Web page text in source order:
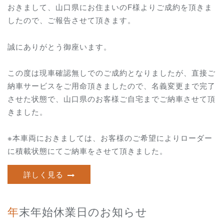
おきまして、山口県にお住まいのF様よりご成約を頂きま
したので、ご報告させて頂きます。
誠にありがとう御座います。
この度は現車確認無しでのご成約となりましたが、直接ご
納車サービスをご用命頂きましたので、名義変更まで完了
させた状態で、山口県のお客様ご自宅までご納車させて頂
きました。
※本車両におきましては、お客様のご希望によりローダー
に積載状態にてご納車をさせて頂きました。
詳しく見る
年末年始休業日のお知らせ